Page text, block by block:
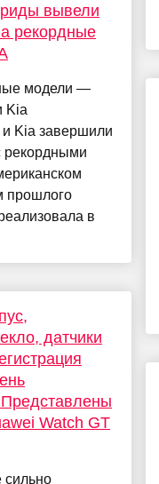
вывели
рекордные
модели —
Kia
Kia завершили
рекордными
прошлого
в
датчики
Watch GT
сильно